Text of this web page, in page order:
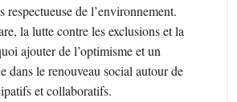
respectueuse de l’environnement.
la lutte contre les exclusions et la
ajouter de l’optimisme et un
dans le renouveau social autour de
et collaboratifs.